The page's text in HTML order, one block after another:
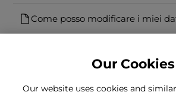
Come posso modificare i miei
Our Cookies
Our website uses cookies and